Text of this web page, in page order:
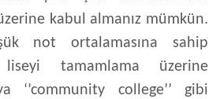
kabul almanız mümkün.
not ortalamasına sahip
tamamlama üzerine
‘’community college’’ gibi